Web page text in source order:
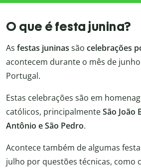
O que é festa junina?
As festas juninas são celebrações
acontecem durante o mês de
Portugal.
Estas celebrações são em
católicos, principalmenteSão João
Antônio e São Pedro.
Acontece também de algumas
julho por questões técnicas, como